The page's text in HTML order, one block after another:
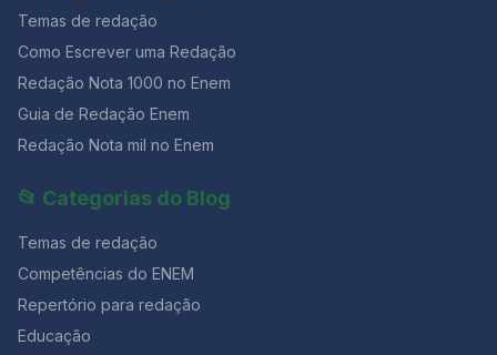
vontade de alegria, sua raiz vai ao meu mil avô. Vai ser
coxo na vida é maldição pra homem. Mulher é
desdobrável. Percebeu que este poema é inspirado
no “Poema de Sete Faces”, de Carlos Drummond de
fato de ser mulher. Se a forma como ela pensa a
participação da mulher na sociedade é igual à sua,
desdobrável.” É curto e tem um sentido profundo.
Decore alguns versos dessas poesias para refletir e
usar na redação! Não custa nada e dá
menstruação não ocorre, pois a progesterona inibe a
secreção do FSH (hormônio folículo estimulante),
impedindo a maturação de novos folículos ovarianos.
b) É o período entre o início de uma menstruação e o
seu final é chamado ciclo menstrual. c)A ação conjunta
(luteinizante) produzidos pelo ovário, induz a
décimo quarto dia a partir do início do ciclo menstrual.
ovócito secundário estacionado em Metáfase I da
meiose, a qual somente se completará se houver
fecundação. e)O aumento nas taxas de progesterona
e estrógeno durante o ciclo menstrual faz com que a
mucosa uterina sofra descamação, isto é, ocorrendo a
Temas de redação
Como Escrever uma Redação
Redação Nota 1000 no Enem
Guia de Redação Enem
Redação Nota mil no Enem
📂 Categorias do Blog
Temas de redação
Competências do ENEM
Repertório para redação
Educação